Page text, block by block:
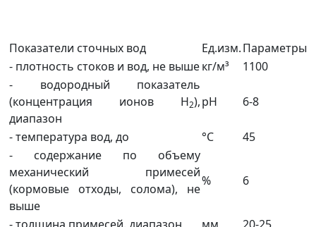
Показатели сточных вод Ед.изм.Параметры
- плотность стоков и вод, не вышекг/м³
1100
- водородный показатель
(концентрация ионов H2),
диапазон
pH 6-8
- температура вод, до °С
45
- содержание по объему
механический примесей
(кормовые отходы, солома), не
выше
% 6